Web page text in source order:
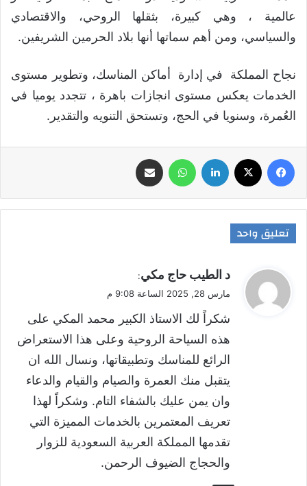
عالمية ، وهي كبيرة، بثقلها الروحي، والاقتصادي
والسياسي، ومن أهم سماتها أنها بلاد الحرمين الشريفين.
نجاح المملكة في إدارة أماكن المناسك، وتطوير مستوى
الخدمات يعكس مستوى انجازات باهرة ، تتجدد يوميا في
العُمرة، وسنويا في الحج، وتستحق التنويه والتقدير.
تعليق واحد
ي
ل
د الطيب حاج مكي:
مارس 28, 2025 الساعة 9:08 م
شكراً لك الاستاذ الكبير محمد المكي على
هذه السياحة الروحية وعلى هذا الاستعراض
الرائع للمناسك وتطبيقاتها، ونسال الله ان
يتقبل منك العمرة والصيام والقيام والدعاء
وان يمن عليك بالشفاء التام. وشكراً لهذا
تعريف المعتمرين بالخدمات المميزة التي
تقدمها المملكة العربية السعودية للزوار
والحجاج الضيوف الرحمن.